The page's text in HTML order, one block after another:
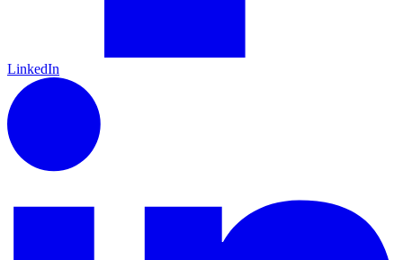
LinkedIn